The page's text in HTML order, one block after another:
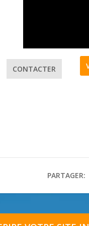
CONTACTER
PARTAGER: